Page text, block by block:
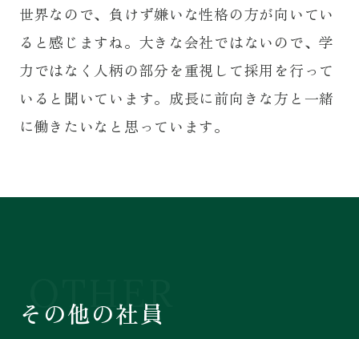
世界なので、負けず嫌いな性格の方が向いてい
ると感じますね。大きな会社ではないので、学
力ではなく人柄の部分を重視して採用を行って
いると聞いています。成長に前向きな方と一緒
に働きたいなと思っています。
OTHER
その他の社員